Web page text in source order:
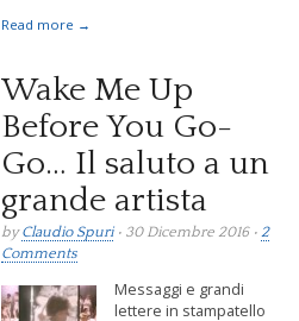
Read more →
Wake Me Up
Before You Go-
Go… Il saluto a un
grande artista
byClaudio Spuri• 30 Dicembre 2016 • 2
Comments
Messaggi e grandi
lettere in stampatello